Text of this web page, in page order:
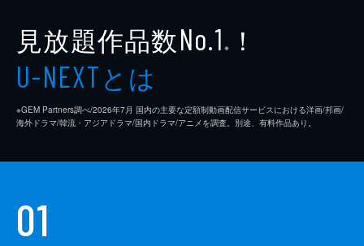
見放題作品数No.1 ※ ！
U-NEXTとは
※GEM Partners調べ/2026年7⽉ 国内の主要な定額制動画配信サービスにおける洋画/邦画/
海外ドラマ/韓流・アジアドラマ/国内ドラマ/アニメを調査。別途、有料作品あり。
01